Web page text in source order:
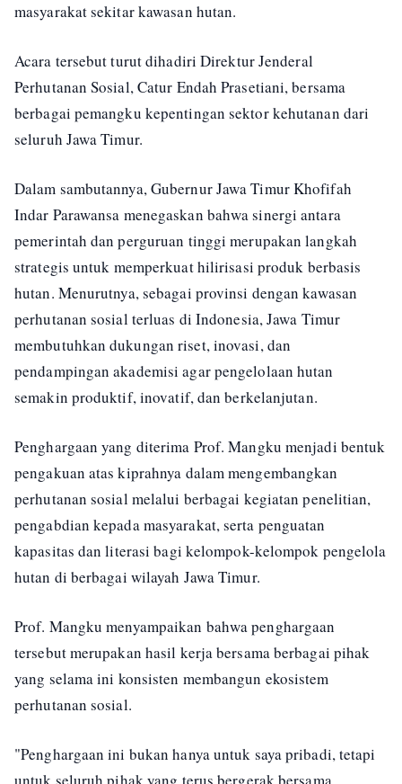
masyarakat sekitar kawasan hutan.
Acara tersebut turut dihadiri Direktur Jenderal
Perhutanan Sosial, Catur Endah Prasetiani, bersama
berbagai pemangku kepentingan sektor kehutanan dari
seluruh Jawa Timur.
Dalam sambutannya, Gubernur Jawa Timur Khofifah
Indar Parawansa menegaskan bahwa sinergi antara
pemerintah dan perguruan tinggi merupakan langkah
strategis untuk memperkuat hilirisasi produk berbasis
hutan. Menurutnya, sebagai provinsi dengan kawasan
perhutanan sosial terluas di Indonesia, Jawa Timur
membutuhkan dukungan riset, inovasi, dan
pendampingan akademisi agar pengelolaan hutan
semakin produktif, inovatif, dan berkelanjutan.
Penghargaan yang diterima Prof. Mangku menjadi bentuk
pengakuan atas kiprahnya dalam mengembangkan
perhutanan sosial melalui berbagai kegiatan penelitian,
pengabdian kepada masyarakat, serta penguatan
kapasitas dan literasi bagi kelompok-kelompok pengelola
hutan di berbagai wilayah Jawa Timur.
Prof. Mangku menyampaikan bahwa penghargaan
tersebut merupakan hasil kerja bersama berbagai pihak
yang selama ini konsisten membangun ekosistem
perhutanan sosial.
"Penghargaan ini bukan hanya untuk saya pribadi, tetapi